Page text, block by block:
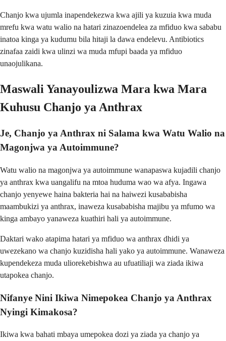
Chanjo kwa ujumla inapendekezwa kwa ajili ya kuzuia kwa muda
mrefu kwa watu walio na hatari zinazoendelea za mfiduo kwa sababu
inatoa kinga ya kudumu bila hitaji la dawa endelevu. Antibiotics
zinafaa zaidi kwa ulinzi wa muda mfupi baada ya mfiduo
unaojulikana.
Maswali Yanayoulizwa Mara kwa Mara
Kuhusu Chanjo ya Anthrax
Je, Chanjo ya Anthrax ni Salama kwa Watu Walio na
Magonjwa ya Autoimmune?
Watu walio na magonjwa ya autoimmune wanapaswa kujadili chanjo
ya anthrax kwa uangalifu na mtoa huduma wao wa afya. Ingawa
chanjo yenyewe haina bakteria hai na haiwezi kusababisha
maambukizi ya anthrax, inaweza kusababisha majibu ya mfumo wa
kinga ambayo yanaweza kuathiri hali ya autoimmune.
Daktari wako atapima hatari ya mfiduo wa anthrax dhidi ya
uwezekano wa chanjo kuzidisha hali yako ya autoimmune. Wanaweza
kupendekeza muda uliorekebishwa au ufuatiliaji wa ziada ikiwa
utapokea chanjo.
Nifanye Nini Ikiwa Nimepokea Chanjo ya Anthrax
Nyingi Kimakosa?
Ikiwa kwa bahati mbaya umepokea dozi ya ziada ya chanjo ya